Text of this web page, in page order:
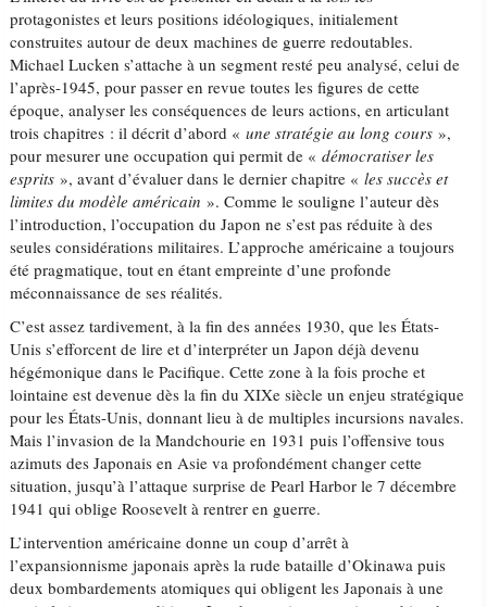
protagonistes et leurs positions idéologiques, initialement
construites autour de deux machines de guerre redoutables.
Michael Lucken s’attache à un segment resté peu analysé, celui de
l’après-1945, pour passer en revue toutes les figures de cette
époque, analyser les conséquences de leurs actions, en articulant
trois chapitres : il décrit d’abord «une stratégie au long cours »,
pour mesurer une occupation qui permit de «démocratiser les
esprits », avant d’évaluer dans le dernier chapitre «les succès et
limites du modèle américain ». Comme le souligne l’auteur dès
l’introduction, l’occupation du Japon ne s’est pas réduite à des
seules considérations militaires. L’approche américaine a toujours
été pragmatique, tout en étant empreinte d’une profonde
méconnaissance de ses réalités.
C’est assez tardivement, à la fin des années 1930, que les États-
Unis s’efforcent de lire et d’interpréter un Japon déjà devenu
hégémonique dans le Pacifique. Cette zone à la fois proche et
lointaine est devenue dès la fin du XIXe siècle un enjeu stratégique
pour les États-Unis, donnant lieu à de multiples incursions navales.
Mais l’invasion de la Mandchourie en 1931 puis l’offensive tous
azimuts des Japonais en Asie va profondément changer cette
situation, jusqu’à l’attaque surprise de Pearl Harbor le 7 décembre
1941 qui oblige Roosevelt à rentrer en guerre.
L’intervention américaine donne un coup d’arrêt à
l’expansionnisme japonais après la rude bataille d’Okinawa puis
deux bombardements atomiques qui obligent les Japonais à une